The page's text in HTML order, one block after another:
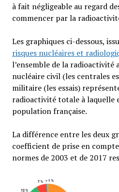
à fait négligeable au regard
commencer par la
Les graphiques ci-dessous,
risques nucléaires et
l’ensemble de la radioactivité
nucléaire civil (les centrales
militaire (les essais)
radioactivité totale à laquelle
population française.
La différence entre les deux
coefficient de prise en
normes de 2003 et de 2017